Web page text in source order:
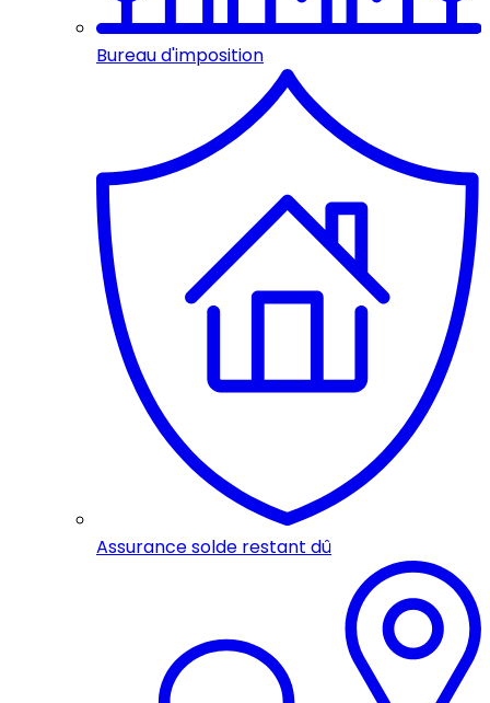
Bureau d'imposition
Assurance solde restant dû